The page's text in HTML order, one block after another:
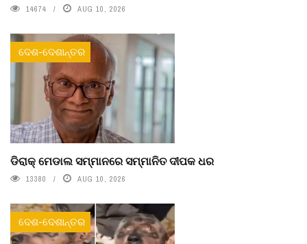
14674 AUG 10, 2026
ଦେଶ-ଦେଶାନ୍ତର
ଡିରାକ୍ ମେଡାଲ ସମ୍ମାନରେ ସମ୍ମାନିତ ଦୀପକ ଧର
13380 AUG 10, 2026
ଦେଶ-ଦେଶାନ୍ତର